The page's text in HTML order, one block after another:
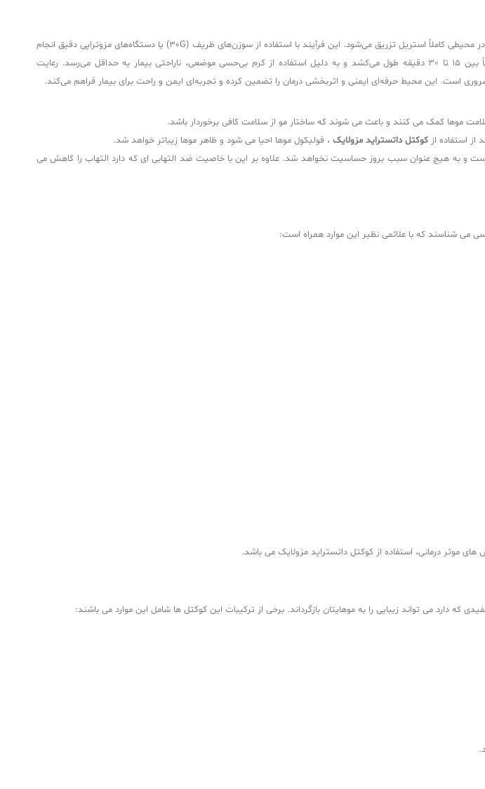
در کلینیک‌های تخصصی پوست و مو، کوکتل مزوتراپی دوتاستراید مو مزولایک توسط پزشک یا تکنسین آموزش‌دیده در محیطی کاملاً استریل تزریق می‌شود. این فرآیند با استفاده از سوزن‌های ظریف (30G) یا دستگاه‌های مزوتراپی دقیق انجام
می‌شود تا مواد فعال به لایه‌های سطحی پوست سر (عمق 1 تا 2 میلی‌متری) منتقل شوند. هر جلسه درمانی معمولاً بین 15 تا 30 دقیقه طول می‌کشد و به دلیل استفاده از کرم بی‌حسی موضعی، ناراحتی بیمار به حداقل می‌رسد. رعایت
است. این محیط حرفه‌ای ایمنی و اثربخشی درمان را تضمین کرده و تجربه‌ای ایمن و راحت برای بیمار فراهم می‌کند.
موها کمک می کنند و باعث می شوند که ساختار مو از سلامت کافی برخوردار باشد.
استفاده از کوکتل داتستراید مزولایک ، فولیکول موها احیا می شود و ظاهر موها زیباتر خواهد شد.
و به هیچ عنوان سبب بروز حساسیت نخواهد شد. علاوه بر این با خاصیت ضد التهابی ای که دارد التهاب را کاهش می
می شناسند که با علائمی نظیر این موارد همراه است:
موثر درمانی، استفاده از کوکتل داتستراید مزولایک می باشد.
که دارد می تواند زیبایی را به موهایتان بازگرداند. برخی از ترکیبات این کوکتل ها شامل این موارد می باشند:
موهایتان خواهید شد.